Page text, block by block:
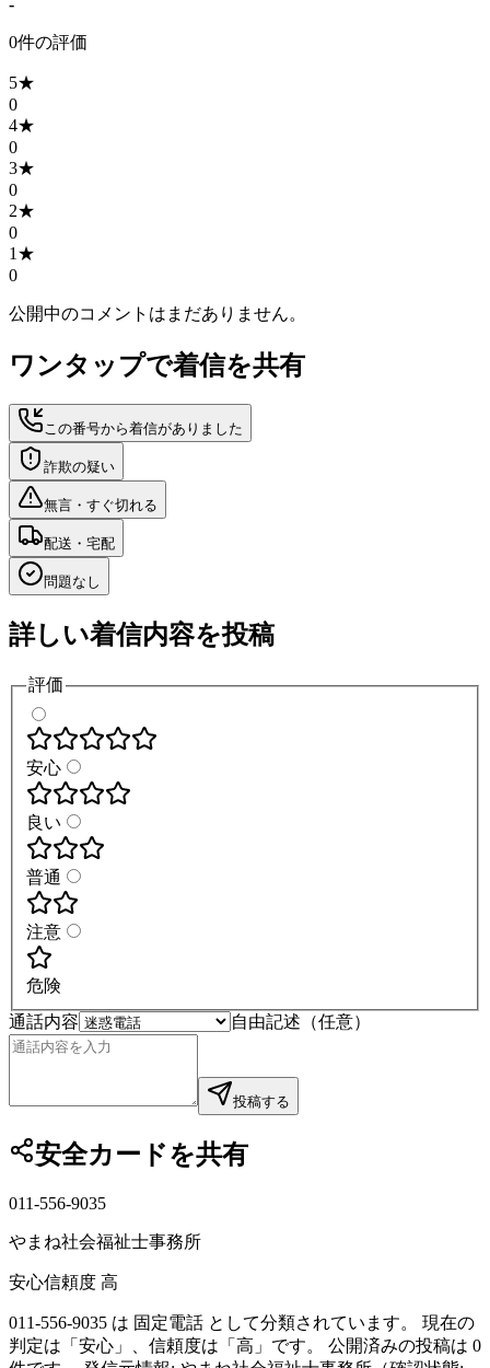
0件の評価
5★
0
4★
0
3★
0
2★
0
1 ★
0
公開中のコメントはまだありません。
ワンタップで着信を共有
この番号から着信がありました
詐欺の疑い
無言・すぐ切れる
配送・宅配
問題なし
詳しい着信内容を投稿
評価
安心
良い
普通
注意
危険
通話内容
自由記述（任意）
投稿する
安全カードを共有
011-556-9035
やまね社会福祉士事務所
安心信頼度 高
011-556-9035 は 固定電話 として分類されています。 現在の
判定は「安心」、信頼度は「高」です。 公開済みの投稿は 0